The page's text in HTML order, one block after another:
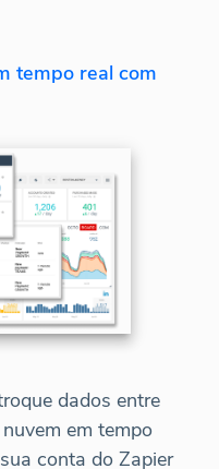
tempo real com
dados entre
em tempo
conta do Zapier